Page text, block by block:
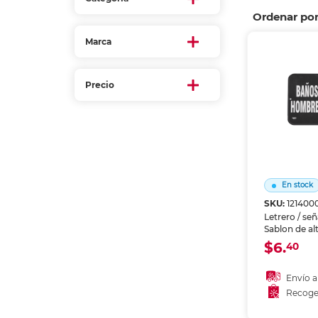
Marca
Precio
Ordenar por
En stock
SKU:
Letrero /
Sablon de
Identifica
Material
prolongado.
$6.40
Envío